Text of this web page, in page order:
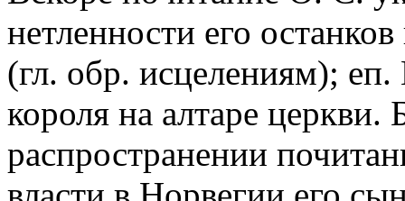
нетленности его
(гл. обр. исцелениям);
короля на алтаре
распространении